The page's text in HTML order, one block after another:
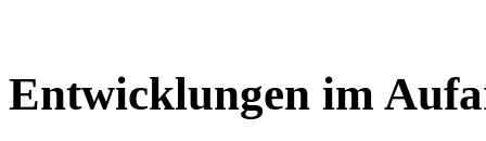
Entwicklungen im